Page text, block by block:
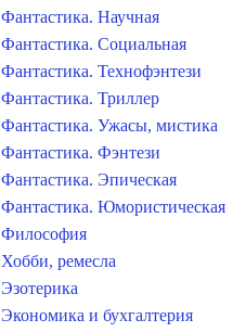
Фантастика. Научная
Фантастика. Социальная
Фантастика. Технофэнтези
Фантастика. Триллер
Фантастика. Ужасы, мистика
Фантастика. Фэнтези
Фантастика. Эпическая
Фантастика. Юмористическая
Философия
Хобби, ремесла
Эзотерика
Экономика и бухгалтерия